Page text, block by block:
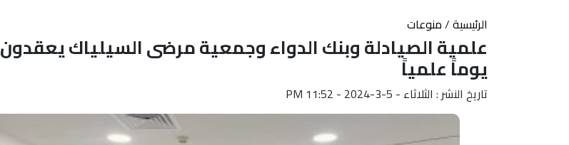
الرئيسية/منوعات
علمية الصيادلة وبنك الدواء وجمعية مرضى السيلياك يعقدون
يوماً علمياً
تاريخ النشر : الثلاثاء - 5-3-2024 - 11:52 PM